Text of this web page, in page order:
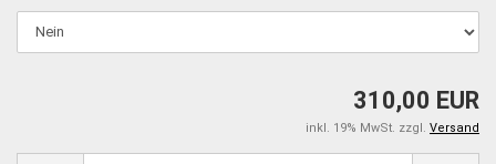
310,00 EUR
inkl. 19% MwSt. zzgl. Versand